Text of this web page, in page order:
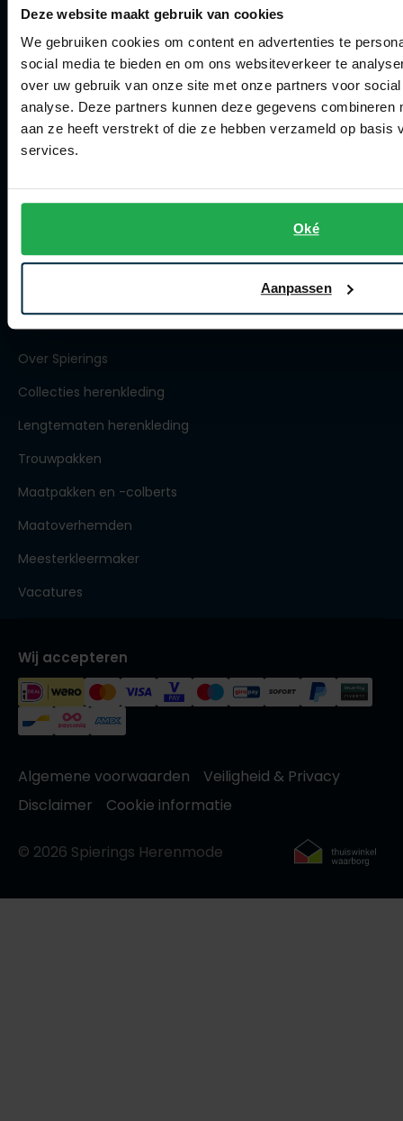
Deze website maakt gebruik van cookies
We gebruiken cookies om content en advertenties te
social media te bieden en om ons websiteverkeer te
over uw gebruik van onze site met onze partners voor
analyse. Deze partners kunnen deze gegevens combineren
aan ze heeft verstrekt of die ze hebben verzameld op basis
services.
Oké
Aanpassen
Klachtenafhandeling
Actievoorwaarden
Artikelonderhoud
Winkel
Openingstijden
Contact webshop
Spierings Herenmode
Over Spierings
Collecties herenkleding
Lengtematen herenkleding
Trouwpakken
Maatpakken en -colberts
Maatoverhemden
Meesterkleermaker
Vacatures
Wij accepteren
Algemene voorwaarden
Veiligheid & Privacy
Disclaimer
Cookie informatie
© 2026 Spierings Herenmode